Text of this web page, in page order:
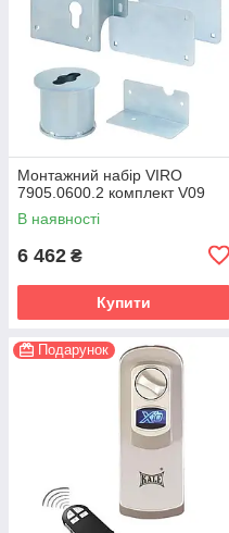
Монтажний набір VIRO
7905.0600.2 комплект V09
В наявності
6 462 ₴
Купити
Подарунок